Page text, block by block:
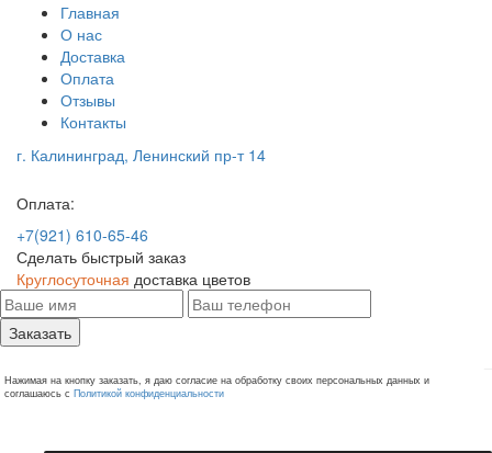
Главная
О нас
Доставка
Оплата
Отзывы
Контакты
г. Калининград, Ленинский пр-т 14
Оплата:
+7(921) 610-65-46
Сделать быстрый заказ
Круглосуточная доставка цветов
Заказать
Нажимая на кнопку заказать, я даю согласие на обработку своих персональных данных и
соглашаюсь с Политикой конфиденциальности